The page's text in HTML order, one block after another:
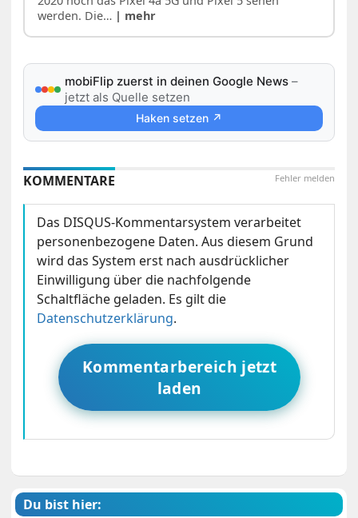
werden. Die… | mehr
mobiFlip zuerst in deinen Google News –
jetzt als Quelle setzen
Haken setzen ↗
Fehler melden
KOMMENTARE
Das DISQUS-Kommentarsystem verarbeitet
personenbezogene Daten. Aus diesem Grund
wird das System erst nach ausdrücklicher
Einwilligung über die nachfolgende
Schaltfläche geladen. Es gilt die
Datenschutzerklärung.
Kommentarbereich jetzt
laden
Du bist hier: